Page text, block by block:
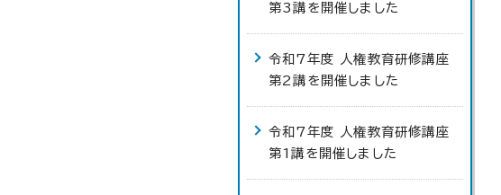
第3講を開催しました
令和7年度 人権教育研修講座
第2講を開催しました
令和7年度 人権教育研修講座
第1講を開催しました